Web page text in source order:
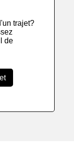
trajet?
de